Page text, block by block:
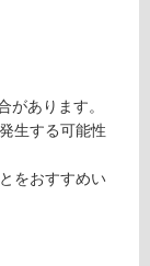
あります。
生する可能性
をおすすめい